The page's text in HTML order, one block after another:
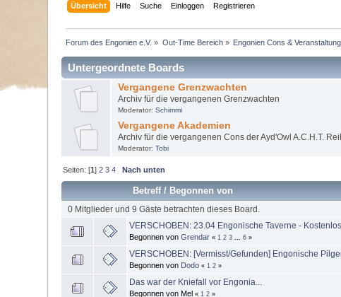
Übersicht Hilfe Suche Einloggen Registrieren
Forum des Engonien e.V. » Out-Time Bereich» Engonien Cons &
Untergeordnete Boards
Vergangene Grenzwachten
Archiv für die vergangenen Grenzwachten
Moderator: Schimmi
Vergangene Akademien
Archiv für die vergangenen Cons der Ayd'Owl A.C.H.T.
Moderator: Tobi
Seiten: [1]2 3 4 Nach unten
Betreff/ Begonnen von
0 Mitglieder und 9 Gäste betrachten dieses Board.
VERSCHOBEN: 23.04 Engonische Taverne -
Begonnen vonGrendar «1 2 3 ...6 »
VERSCHOBEN: [Vermisst/Gefunden] Engonische
Begonnen von Dodo «1 2 »
Das war der Kniefall vor Engonia...
Begonnen von Mel«1 2 »